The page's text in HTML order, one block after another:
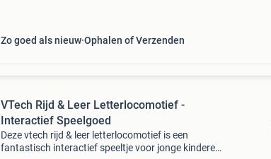
Zo goed als nieuw Ophalen of Verzenden
VTech Rijd & Leer Letterlocomotief -
Interactief Speelgoed
Deze vtech rijd & leer letterlocomotief is een
fantastisch interactief speeltje voor jonge kinderen.